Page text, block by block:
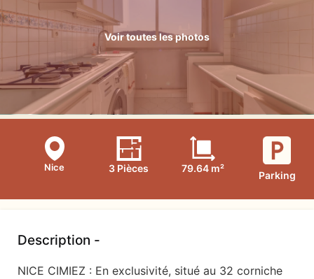
Voir toutes les photos
Nice 3 Pièces 79.64 m²
Parking
Description -
NICE CIMIEZ : En exclusivité, situé au 32 corniche